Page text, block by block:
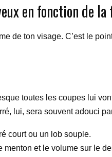
en fonction de
de ton visage. C’est le
toutes les coupes lui
lui, sera souvent adouci
court ou un lob souple.
et le volume sur le